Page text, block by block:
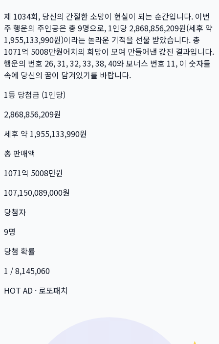
제 1034회, 당신의 간절한 소망이 현실이 되는 순간입니다. 이번
주 행운의 주인공은 총 9명으로, 1인당 2,868,856,209원(세후 약
1,955,133,990원)이라는 놀라운 기적을 선물 받았습니다. 총
1071억 5008만원어치의 희망이 모여 만들어낸 값진 결과입니다.
행운의 번호 26, 31, 32, 33, 38, 40와 보너스 번호 11, 이 숫자들
속에 당신의 꿈이 담겨있기를 바랍니다.
1등 당첨금 (1인당)
2,868,856,209원
세후 약 1,955,133,990원
총 판매액
1071억 5008만원
107,150,089,000원
당첨자
9명
당첨 확률
1 / 8,145,060
HOT AD · 로또패치